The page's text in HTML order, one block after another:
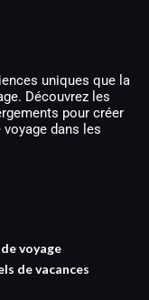
uniques que la
Découvrez les
pour créer
dans les
voyage
de vacances